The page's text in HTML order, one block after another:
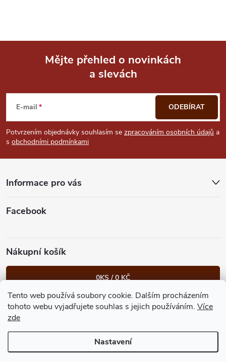
Tento web používá soubory cookie. Dalším procházením
tohoto webu vyjadřujete souhlas s jejich používáním. Více
zde
Nastavení
p
p
a
Mějte přehled o novinkách
a slevách
E-mail
Potvrzením objednávky souhlasím se zpracováním osobních údajů a
s obchodními podmínkami
ODEBÍRAT
Informace pro vás
Facebook
Nákupní košík
0KS /0 KČ
Heureka.cz Facebook Instagram Bonvolo - přidej se taky
GastroKlub.cz. Všechna práva vyhrazena.
nastavení cookies